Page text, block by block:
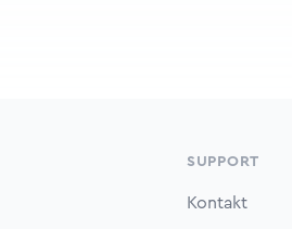
SUPPORT
Kontakt